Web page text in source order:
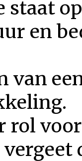
staat
en
van
rol